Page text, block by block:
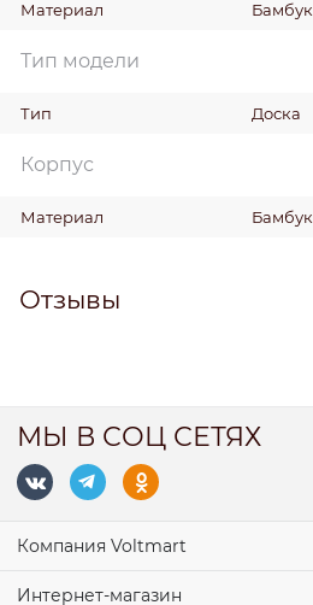
Материал Бамбук
Тип модели
Тип Доска
Корпус
Материал Бамбук
Отзывы
МЫ В СОЦ СЕТЯХ
Компания Voltmart
Интернет-магазин